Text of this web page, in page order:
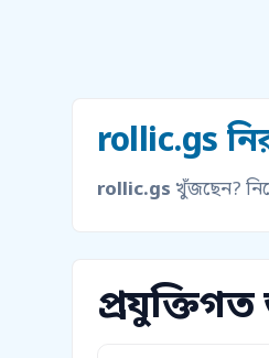
rollic.gs
rollic.gs খুঁজছেন?